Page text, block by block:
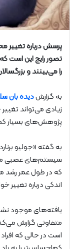
پرسش درباره تغییر
تصور رایج این است
را می‌بینند و
به گزارشدیده بان
زیادی می‌تواند
پژوهش‌های بسیار
به گفته «جولیو
سیستم‌های عصبی
که در طول عمر رشد
اندکی درباره
یافته‌های موجود
متفاوتی گزارش
است در حالی‌ که